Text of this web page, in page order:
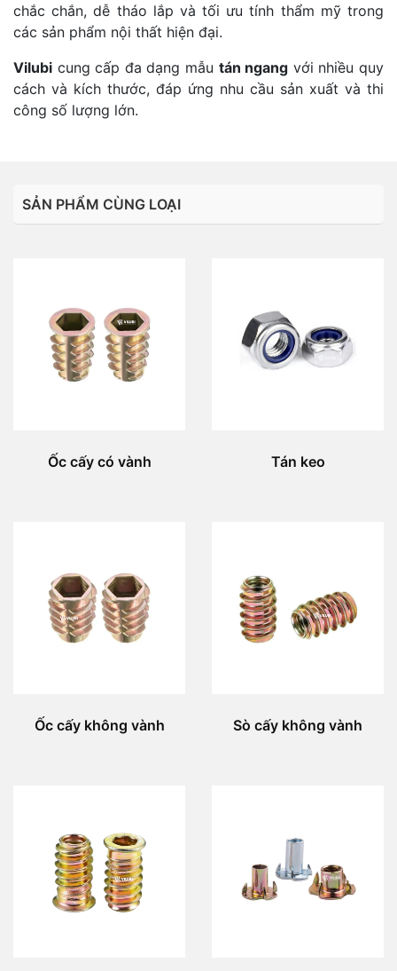
chắc chắn, dễ tháo lắp và tối ưu tính thẩm mỹ trong
các sản phẩm nội thất hiện đại.
Vilubi cung cấp đa dạng mẫu tán ngang với nhiều quy
cách và kích thước, đáp ứng nhu cầu sản xuất và thi
công số lượng lớn.
SẢN PHẨM CÙNG LOẠI
Ốc cấy có vành Tán keo
Ốc cấy không vành Sò cấy không vành